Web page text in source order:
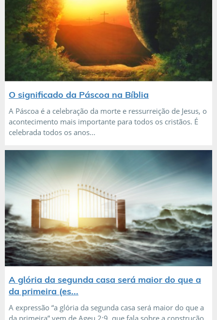
O significado da Páscoa na Bíblia
A Páscoa é a celebração da morte e ressurreição de Jesus, o
acontecimento mais importante para todos os cristãos. É
celebrada todos os anos...
A glória da segunda casa será maior do que a
da primeira (es...
A expressão “a glória da segunda casa será maior do que a